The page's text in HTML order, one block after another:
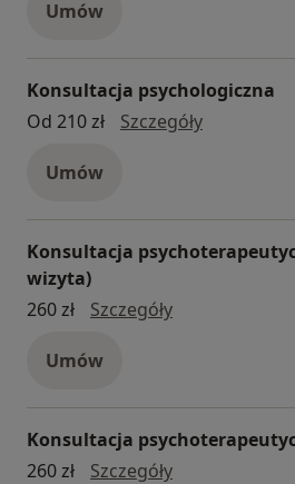
trudności, z którymi się
Pracujemy profesjonalnie,
Umów
Konsultacja psychologiczna
Od 210 zł
Szczegóły
Umów
Konsultacja
wizyta)
260 zł
Szczegółykonsultacja
Umów
Konsultacja
260 zł
Szczegółykonsultacja